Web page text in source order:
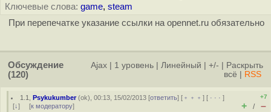
Ключевые слова: game, steam
При перепечатке указание ссылки на opennet.ru обязательно
Обсуждение
(120)
Ajax 1 уровень Линейный +/-
Раскрыть
всё
RSS
1.1 ,Psykukumber(ok), 00:13, 15/02/2013 [ответить] [ ﹢﹢﹢] [ · · ·]
[↓] [к модератору]
+7
+ / –